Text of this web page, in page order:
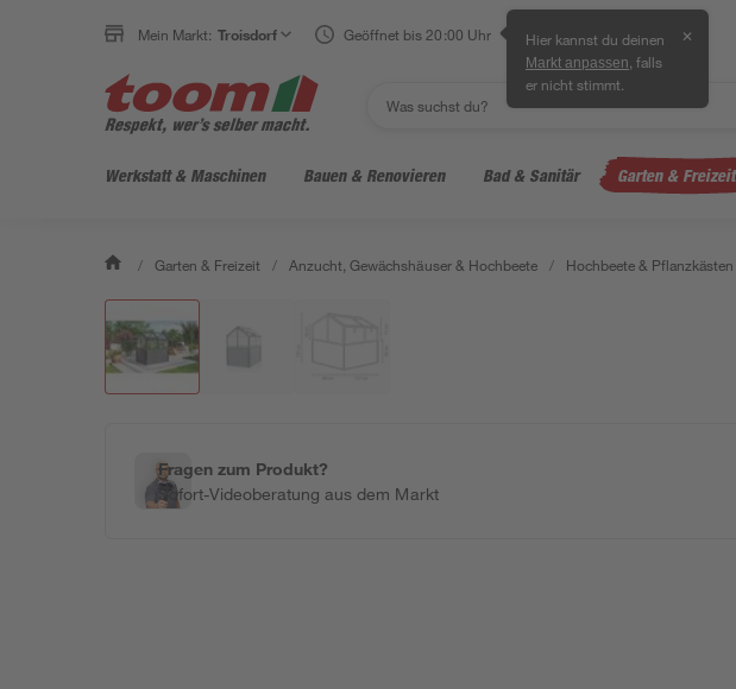
Mein Markt: Troisdorf Geöffnet bis 20:00 Uhr Hier kannst du deinen
Markt anpassen , falls
er nicht stimmt.
✕
Werkstatt & Maschinen Bauen & Renovieren Bad & Sanitär Garten & Freizeit
/ Garten & Freizeit / Anzucht, Gewächshäuser & Hochbeete / Hochbeete & Pflanzkästen
Fragen zum Produkt?
Sofort-Videoberatung aus dem Markt